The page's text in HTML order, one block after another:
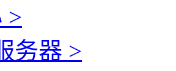
>
务器 >